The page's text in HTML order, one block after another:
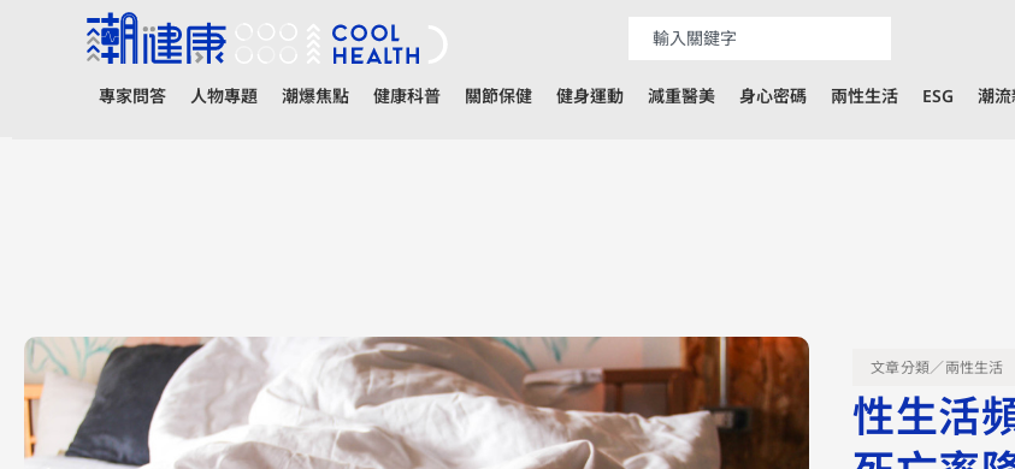
專家問答 人物專題 潮爆焦點 健康科普 關節保健 健身運動 減重醫美 身心密碼 兩性生活 ESG 潮流
文章分類／ 兩性生活
性生活